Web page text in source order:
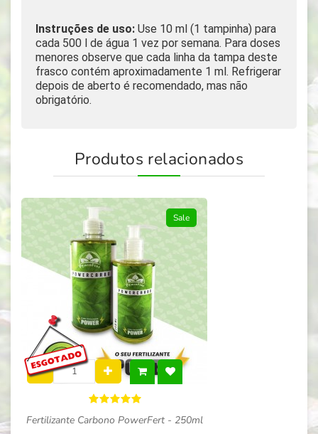
Instruções de uso: Use 10 ml (1 tampinha) para
cada 500 l de água 1 vez por semana. Para doses
menores observe que cada linha da tampa deste
frasco contém aproximadamente 1 ml. Refrigerar
depois de aberto é recomendado, mas não
obrigatório.
Produtos relacionados
Sale
Fertilizante Carbono PowerFert - 250ml